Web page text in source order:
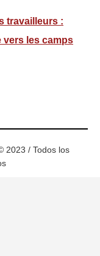
travailleurs :
vers les camps
2023 / Todos los